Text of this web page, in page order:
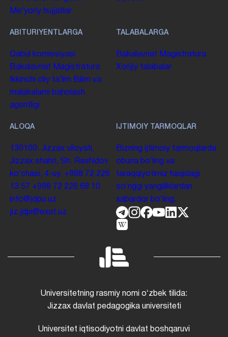
Me'yoriy hujjatlar
ABITURIYENTLARGA
Qabul komissiyasi
Bakalavriat Magistratura
Ikkinchi oliy taʼlim Bilim va
malakalarni baholash
agentligi
TALABALARGA
Bakalavriat Magistratura
Xorijiy talabalar
ALOQA
130100. Jizzax viloyati,
Jizzax shahri, Sh. Rashidov
koʻchasi, 4-uy. +998 72 226
13 57 +998 72 226 68 10
info@jdpu.uz
jiz.jdpi@exat.uz
IJTIMOIY TARMOQLAR
Bizning ijtimoiy tarmoqlarda
obuna boʻling va
taraqqiyotimiz haqidagi
soʻnggi yangiliklardan
xabardor boʻling.
Universitetning rasmiy nomi oʻzbek tilida:
Jizzax davlat pedagogika universiteti
Universitet iqtisodiyotni davlat boshqaruvi